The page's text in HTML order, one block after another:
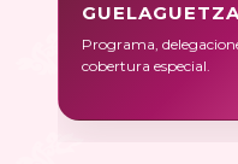
Programa,
cobertura especial.